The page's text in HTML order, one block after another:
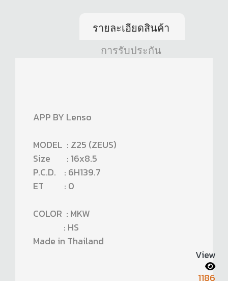
รายละเอียดสินค้า
การรับประกัน
APP BY Lenso
MODEL : Z25 (ZEUS)
Size : 16x8.5
P.C.D. : 6H139.7
ET : 0
COLOR : MKW
: HS
Made in Thailand
View
1186